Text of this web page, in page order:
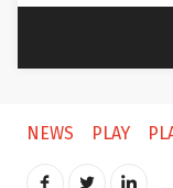
NEWS PLAY